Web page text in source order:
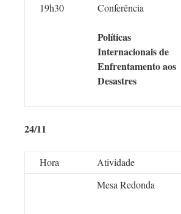
19h30 Conferência
Políticas
Internacionais de
Enfrentamento aos
Desastres
24/11
Hora Atividade
Mesa Redonda